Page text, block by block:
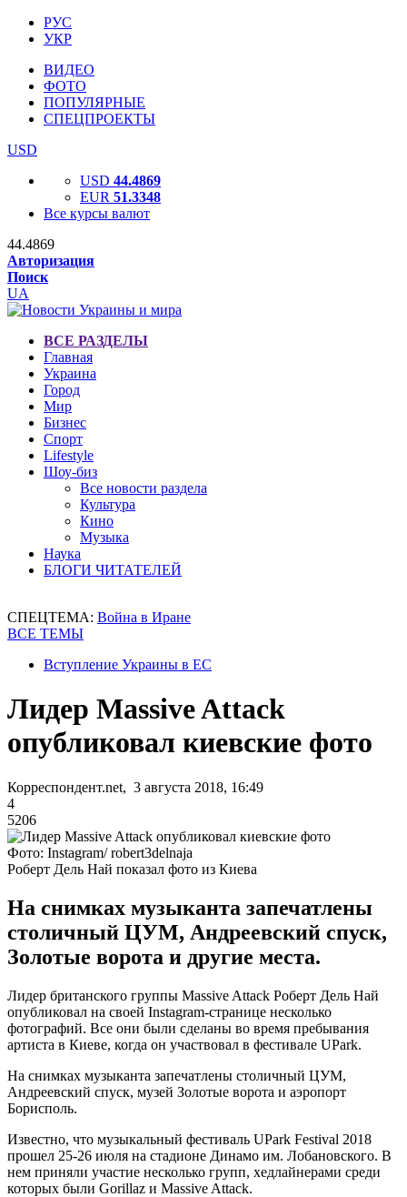
РУС
УКР
ВИДЕО
ФОТО
ПОПУЛЯРНЫЕ
СПЕЦПРОЕКТЫ
USD
USD 44.4869
EUR 51.3348
Все курсы валют
44.4869
Авторизация
Поиск
UA
ВСЕ РАЗДЕЛЫ
Главная
Украина
Город
Мир
Бизнес
Спорт
Lifestyle
Шоу-биз
Все новости раздела
Культура
Кино
Музыка
Наука
БЛОГИ ЧИТАТЕЛЕЙ
СПЕЦТЕМА: Война в Иране
ВСЕ ТЕМЫ
Вступление Украины в ЕС
Лидер Massive Attack
опубликовал киевские фото
Корреспондент.net, 3 августа 2018, 16:49
4
5206
Фото: Instagram/ robert3delnaja
Роберт Дель Най показал фото из Киева
На снимках музыканта запечатлены
столичный ЦУМ, Андреевский спуск,
Золотые ворота и другие места.
Лидер британского группы Massive Attack Роберт Дель Най
опубликовал на своей Instagram-странице несколько
фотографий. Все они были сделаны во время пребывания
артиста в Киеве, когда он участвовал в фестивале UPark.
На снимках музыканта запечатлены столичный ЦУМ,
Андреевский спуск, музей Золотые ворота и аэропорт
Борисполь.
Известно, что музыкальный фестиваль UPark Festival 2018
прошел 25-26 июля на стадионе Динамо им. Лобановского. В
нем приняли участие несколько групп, хедлайнерами среди
которых были Gorillaz и Massive Attack.